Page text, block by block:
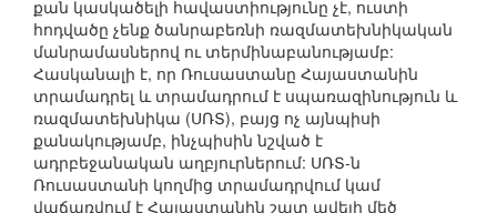
քան կասկածելի հավաստիությունը չէ, ուստի
հոդվածը չենք ծանրաբեռնի ռազմատեխնիկական
մանրամասներով ու տերմինաբանությամբ:
Հասկանալի է, որ Ռուսաստանը Հայաստանին
տրամադրել և տրամադրում է սպառազինություն և
ռազմատեխնիկա (ՍՌՏ), բայց ոչ այնպիսի
քանակությամբ, ինչպիսին նշված է
ադրբեջանական աղբյուրներում: ՍՌՏ-ն
Ռուսաստանի կողմից տրամադրվում կամ
վաճառվում է Հայաստանին շատ ավելի մեծ